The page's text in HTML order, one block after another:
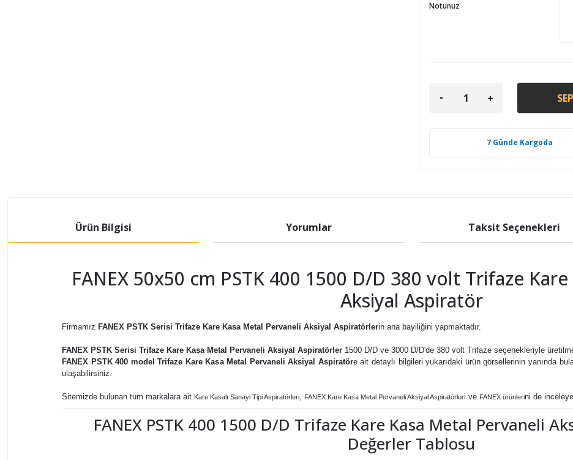
Notunuz
7 Günde Kargoda
Ürün Bilgisi Yorumlar Taksit Seçenekleri
FANEX 50x50 cm PSTK 400 1500 D/D 380 volt Trifaze
Aksiyal Aspiratör
Firmamız FANEX PSTK Serisi Trifaze Kare Kasa Metal Pervaneli Aksiyal Aspiratörlerin ana bayiliğini yapmaktadır.
FANEX PSTK Serisi Trifaze Kare Kasa Metal Pervaneli Aksiyal Aspiratörler 1500 D/D ve 3000 D/D'de 380 volt Trifaze seçenekleriyle
FANEX PSTK 400 model Trifaze Kare Kasa Metal Pervaneli Aksiyal Aspiratöre ait detaylı bilgileri yukarıdaki ürün görsellerinin yanında
ulaşabilirsiniz.
Sitemizde bulunan tüm markalara ait Kare Kasalı Sanayi Tipi Aspiratörleri, FANEX Kare Kasa Metal Pervaneli Aksiyal Aspiratörleri ve FANEX ürünlerini de
FANEX PSTK 400 1500 D/D Trifaze Kare Kasa Metal Pervaneli
Değerler Tablosu